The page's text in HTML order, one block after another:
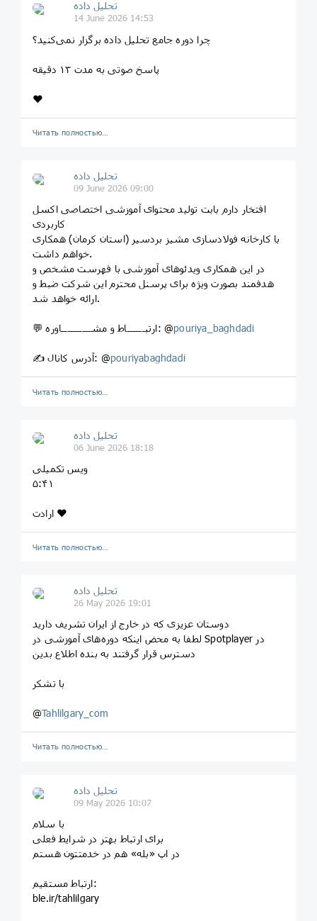
تحلیل داده
14 June 2026 14:53
چرا دوره جامع تحلیل داده برگزار نمی‌کنید؟
پاسخ صوتی به مدت ۱۳ دقیقه
❤️
Читать полностью…
تحلیل داده
09 June 2026 09:00
افتخار دارم بابت تولید محتوای آموزشی اختصاصی اکسل
کاربردی
با کارخانه فولادسازی مشیز بردسیر (استان کرمان) همکاری
خواهم داشت.
در این همکاری ویدئوهای آموزشی با فهرست مشخص و
هدفمند بصورت ویژه برای پرسنل محترم این شرکت ضبط و
ارائه خواهد شد.
💬 ‌ارتبــــــاط‌ و مشــــــــــاوره: @pouriya_baghdadi
✍️ آدرس کانال: @pouriyabaghdadi
Читать полностью…
تحلیل داده
06 June 2026 18:18
ویس تکمیلی
۵:۴۱
ارادت ❤️
Читать полностью…
تحلیل داده
26 May 2026 19:01
دوستان عزیزی که در خارج از ایران تشریف دارید
لطفا به محض اینکه دوره‌های آموزشی در Spotplayer در
دسترس قرار گرفتند به بنده اطلاع بدین
با تشکر
@Tahlilgary_com
Читать полностью…
تحلیل داده
09 May 2026 10:07
با سلام
برای ارتباط بهتر در شرایط فعلی
در اپ «بله» هم در خدمتتون هستم
ارتباط مستقیم:
ble.ir/tahlilgary